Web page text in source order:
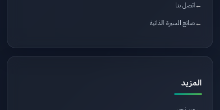
اتصل بنا
صانع السيرة الذاتية
المزيد